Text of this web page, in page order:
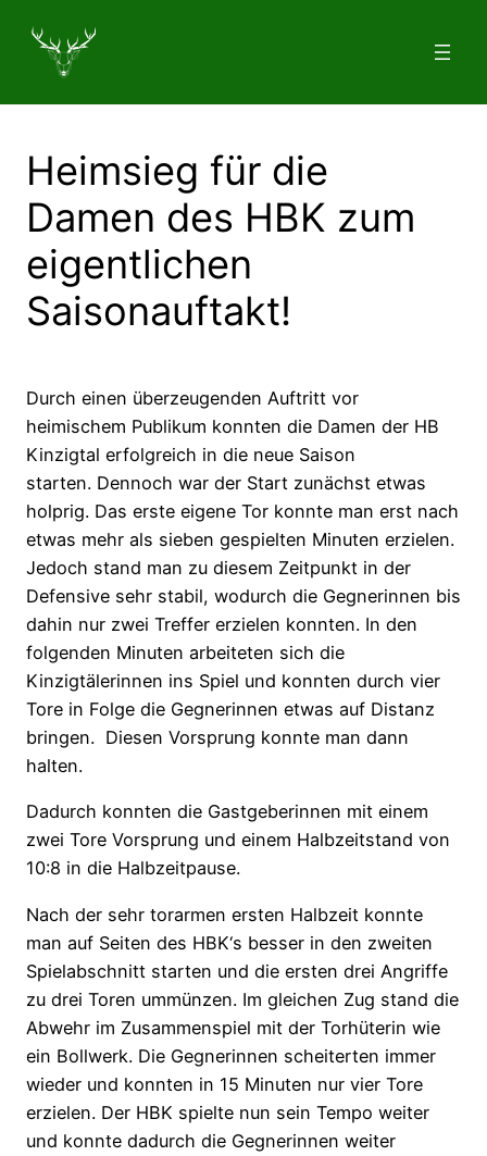
Inhalt
springen
Heimsieg für die
Damen des HBK zum
eigentlichen
Saisonauftakt!
Durch einen überzeugenden Auftritt vor
heimischem Publikum konnten die Damen der HB
Kinzigtal erfolgreich in die neue Saison
starten. Dennoch war der Start zunächst etwas
holprig. Das erste eigene Tor konnte man erst nach
etwas mehr als sieben gespielten Minuten erzielen.
Jedoch stand man zu diesem Zeitpunkt in der
Defensive sehr stabil, wodurch die Gegnerinnen bis
dahin nur zwei Treffer erzielen konnten. In den
folgenden Minuten arbeiteten sich die
Kinzigtälerinnen ins Spiel und konnten durch vier
Tore in Folge die Gegnerinnen etwas auf Distanz
bringen. Diesen Vorsprung konnte man dann
halten.
Dadurch konnten die Gastgeberinnen mit einem
zwei Tore Vorsprung und einem Halbzeitstand von
10:8 in die Halbzeitpause.
Nach der sehr torarmen ersten Halbzeit konnte
man auf Seiten des HBK‘s besser in den zweiten
Spielabschnitt starten und die ersten drei Angriffe
zu drei Toren ummünzen. Im gleichen Zug stand die
Abwehr im Zusammenspiel mit der Torhüterin wie
ein Bollwerk. Die Gegnerinnen scheiterten immer
wieder und konnten in 15 Minuten nur vier Tore
erzielen. Der HBK spielte nun sein Tempo weiter
und konnte dadurch die Gegnerinnen weiter